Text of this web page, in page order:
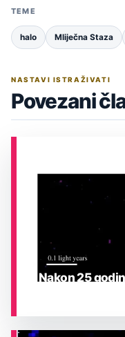
TEME
halo Mliječna Staza
NASTAVI ISTRAŽIVATI
Povezani
Nakon 25